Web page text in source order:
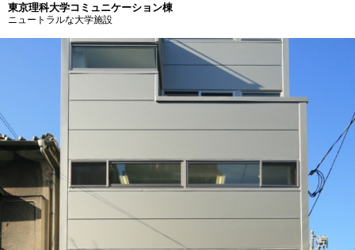
東京理科大学コミュニケーション棟
ニュートラルな大学施設